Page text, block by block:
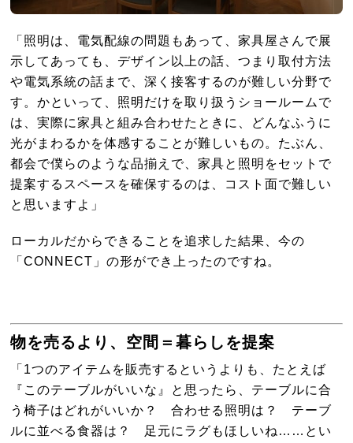
「照明は、電気配線の問題もあって、家具屋さんで展
示してあっても、デザイン以上の話、つまり取付方法
や電気系統の話まで、深く接客するのが難しい分野で
す。かといって、照明だけを取り扱うショールームで
は、実際に家具と組み合わせたときに、どんなふうに
光がまわるかを体感することが難しいもの。たぶん、
都会で僕らのような品揃えで、家具と照明をセットで
提案するスペースを確保するのは、コスト面で難しい
と思いますよ」
ローカルだからできることを追求した結果、今の
「CONNECT」の形ができ上ったのですね。
物を売るより、空間＝暮らしを提案
「1つのアイテムを販売するというよりも、たとえば
『このテーブルがいいな』と思ったら、テーブルに合
う椅子はどれがいいか？ 合わせる照明は？ テーブ
ルに並べる食器は？ 足元にラグもほしいね……とい